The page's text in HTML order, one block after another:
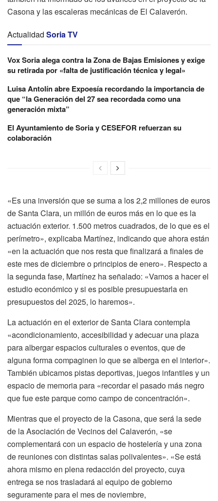
Casona y las escaleras mecánicas de El Calaverón.
Actualidad Soria TV
Vox Soria alega contra la Zona de Bajas Emisiones y exige
su retirada por «falta de justificación técnica y legal»
Luisa Antolín abre Expoesía recordando la importancia de
que “la Generación del 27 sea recordada como una
generación mixta”
El Ayuntamiento de Soria y CESEFOR refuerzan su
colaboración
«Es una inversión que se suma a los 2,2 millones de euros
de Santa Clara, un millón de euros más en lo que es la
actuación exterior. 1.500 metros cuadrados, de lo que es el
perímetro», explicaba Martínez, indicando que ahora están
«en la actuación que nos resta que finalizará a finales de
este mes de diciembre o principios de enero». Respecto a
la segunda fase, Martínez ha señalado: «Vamos a hacer el
estudio económico y si es posible presupuestarla en
presupuestos del 2025, lo haremos».
La actuación en el exterior de Santa Clara contempla
«acondicionamiento, accesibilidad y adecuar una plaza
para albergar espacios culturales o eventos, que de
alguna forma compaginen lo que se alberga en el interior».
También ubicamos pistas deportivas, juegos infantiles y un
espacio de memoria para «recordar el pasado más negro
que fue este parque como campo de concentración».
Mientras que el proyecto de la Casona, que será la sede
de la Asociación de Vecinos del Calaverón, «se
complementará con un espacio de hostelería y una zona
de reuniones con distintas salas polivalentes». «Se está
ahora mismo en plena redacción del proyecto, cuya
entrega se nos trasladará al equipo de gobierno
seguramente para el mes de noviembre,